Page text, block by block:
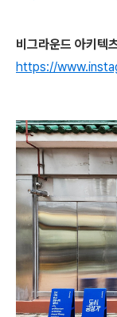
비그라운드 아키텍
https://